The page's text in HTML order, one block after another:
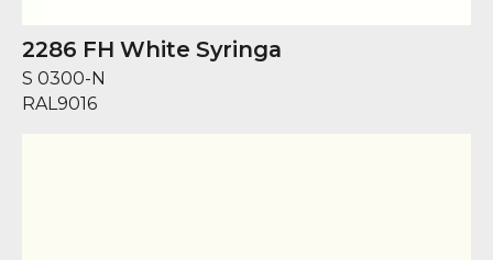
2286 FH White Syringa
S 0300-N
RAL9016